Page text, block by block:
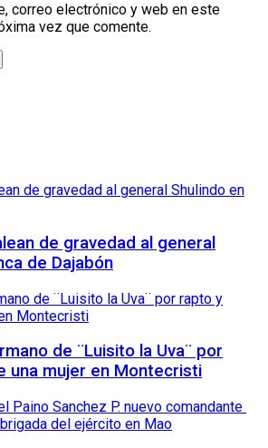
correo electrónico y web en este
vez que comente.
de gravedad al general
de Dajabón
de ¨Luisito la Uva¨ por
una mujer en Montecristi